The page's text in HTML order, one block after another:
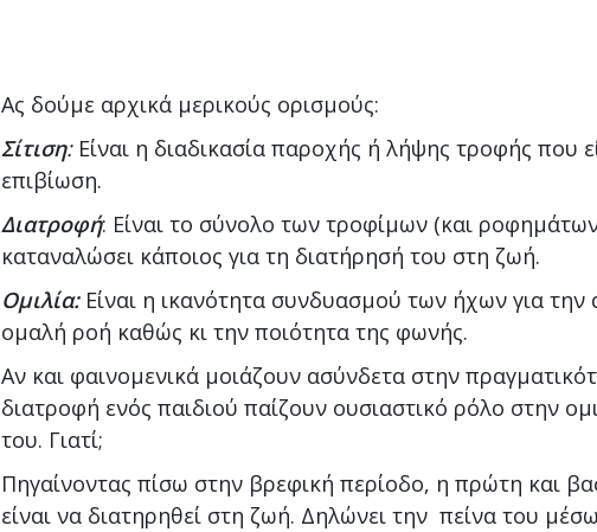
Ας δούμε αρχικά μερικούς ορισμούς:
Σίτιση:Είναι η διαδικασία παροχής ή λήψης τροφής που
επιβίωση.
Διατροφή: Είναι το σύνολο των τροφίμων (και
καταναλώσει κάποιος για τη διατήρησή του στη ζωή.
Ομιλία:Είναι η ικανότητα συνδυασμού των ήχων για
ομαλή ροή καθώς κι την ποιότητα της φωνής.
Αν και φαινομενικά μοιάζουν ασύνδετα στην
διατροφή ενός παιδιού παίζουν ουσιαστικό ρόλο στην
του. Γιατί;
Πηγαίνοντας πίσω στην βρεφική περίοδο, η πρώτη και
είναι να διατηρηθεί στη ζωή. Δηλώνει την πείνα του